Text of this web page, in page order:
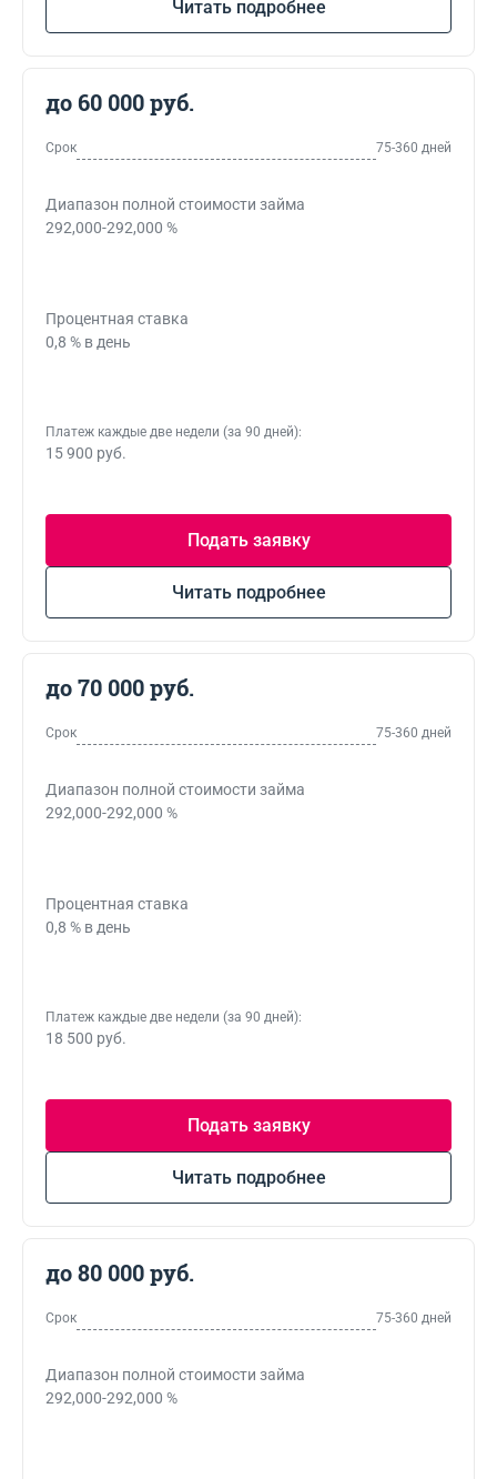
Читать подробнее
до 60 000 руб.
Срок 75-360 дней
Диапазон полной стоимости займа
292,000-292,000 %
Процентная ставка
0,8 % в день
Платеж каждые две недели (за 90 дней):
15 900 руб.
Подать заявку
Читать подробнее
до 70 000 руб.
Срок 75-360 дней
Диапазон полной стоимости займа
292,000-292,000 %
Процентная ставка
0,8 % в день
Платеж каждые две недели (за 90 дней):
18 500 руб.
Подать заявку
Читать подробнее
до 80 000 руб.
Срок 75-360 дней
Диапазон полной стоимости займа
292,000-292,000 %